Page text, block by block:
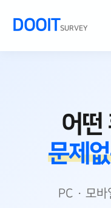
DOOITSURVEY
어떤
문제
PC · 모